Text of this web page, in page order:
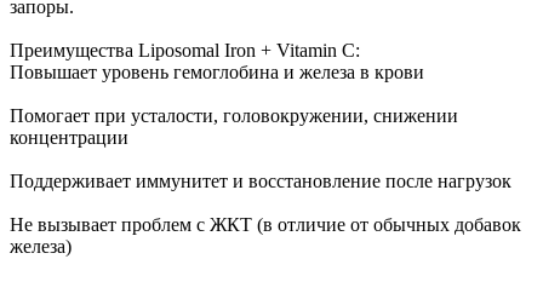
запоры.
Преимущества Liposomal Iron + Vitamin C:
Повышает уровень гемоглобина и железа в крови
Помогает при усталости, головокружении, снижении
концентрации
Поддерживает иммунитет и восстановление после нагрузок
Не вызывает проблем с ЖКТ (в отличие от обычных добавок
железа)